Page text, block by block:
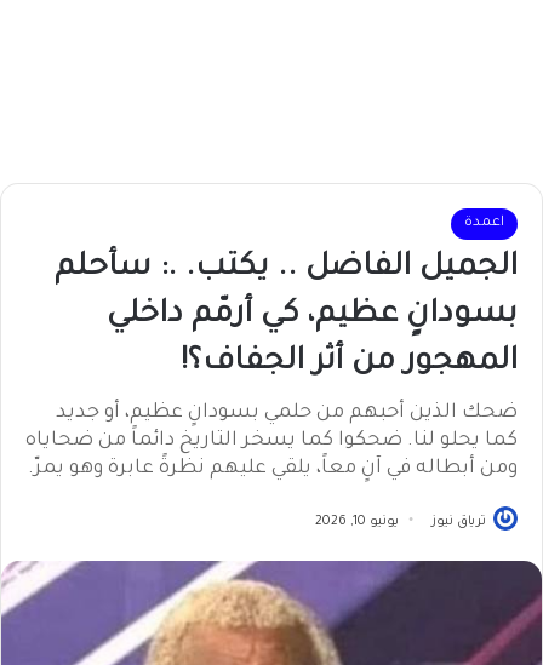
اعمدة
الجميل الفاضل .. يكتب. .: سأحلم
بسودانٍ عظيم، كي أرمّم داخلي
المهجور من أثر الجفاف؟!
ضحك الذين أحبهم من حلمي بسودانٍ عظيم، أو جديد
كما يحلو لنا. ضحكوا كما يسخر التاريخ دائماً من ضحاياه
ومن أبطاله في آنٍ معاً، يلقي عليهم نظرةً عابرة وهو يمرّ.
ترياق نيوز يونيو 10, 2026